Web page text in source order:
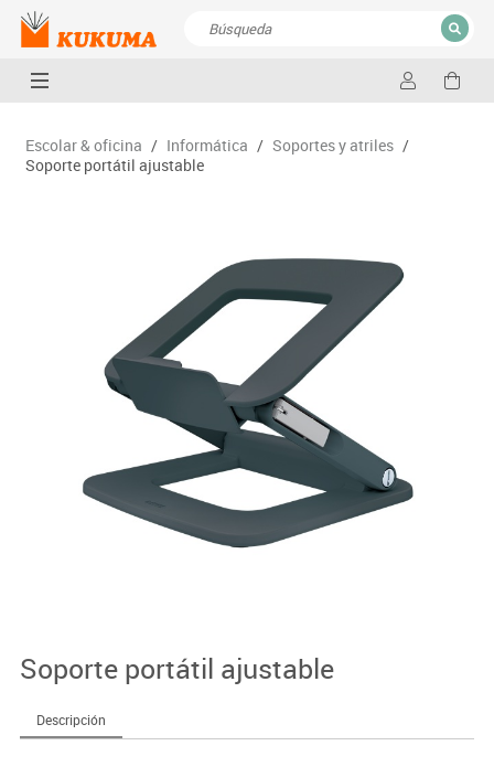
CERRAR
Escolar & oficina / Informática / Soportes y atriles /
Soporte portátil ajustable
Soporte portátil ajustable
Descripción